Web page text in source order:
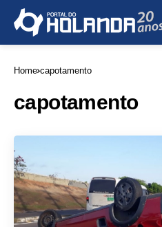
Home capotamento
capotamento